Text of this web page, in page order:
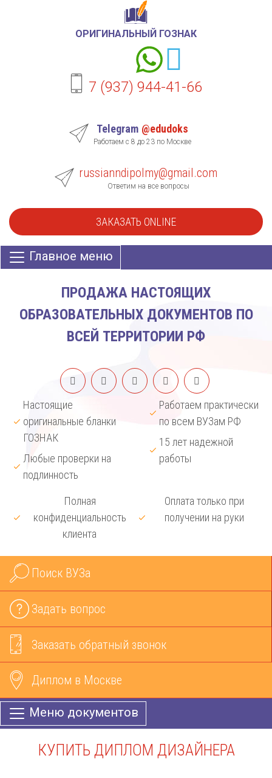
ОРИГИНАЛЬНЫЙ ГОЗНАК
7 (937) 944-41-66
Telegram @edudoks
Работаем с 8 до 23 по Москве
russianndipolmy@gmail.com
Ответим на все вопросы
ЗАКАЗАТЬ ONLINE
Главное меню
ПРОДАЖА НАСТОЯЩИХ
ОБРАЗОВАТЕЛЬНЫХ ДОКУМЕНТОВ ПО
ВСЕЙ ТЕРРИТОРИИ РФ
Настоящие
оригинальные бланки
ГОЗНАК
Любые проверки на
подлинность
Работаем практически
по всем ВУЗам РФ
15 лет надежной
работы
Полная
конфиденциальность
клиента
Оплата только при
получении на руки
Поиск ВУЗа
Задать вопрос
Заказать обратный звонок
Диплом в Москве
Меню документов
КУПИТЬ ДИПЛОМ ДИЗАЙНЕРА